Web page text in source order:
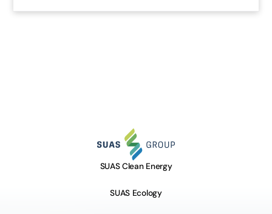
SUAS Clean Energy
SUAS Ecology